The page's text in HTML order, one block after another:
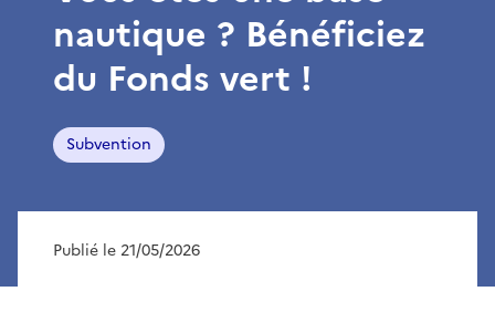
nautique ? Bénéficiez
du Fonds vert !
Subvention
Publié le 21/05/2026